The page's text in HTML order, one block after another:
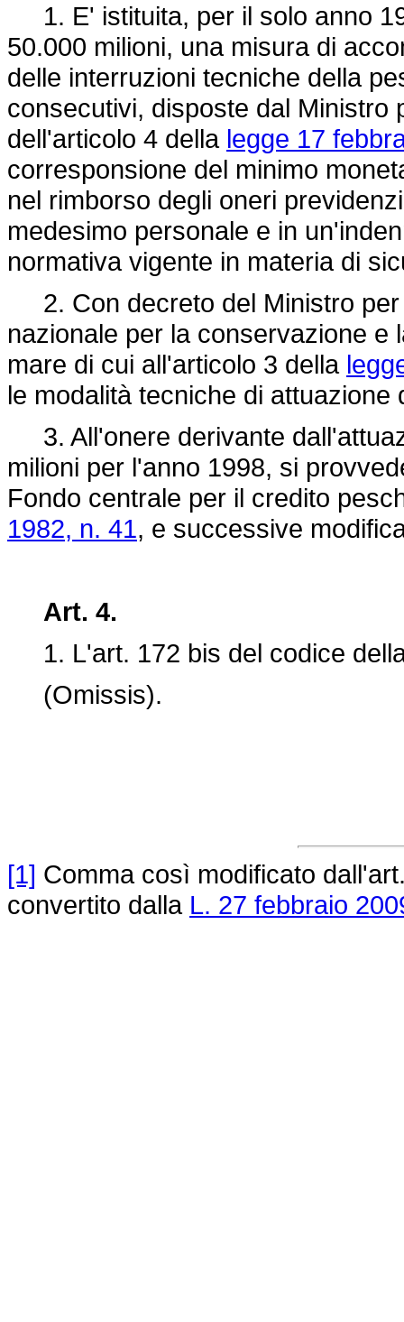
1. E' istituita, per il solo anno
50.000 milioni, una misura di
delle interruzioni tecniche della
consecutivi, disposte dal Ministro
dell'articolo 4 della legge 17
corresponsione del minimo
nel rimborso degli oneri
medesimo personale e in
normativa vigente in materia di
2. Con decreto del Ministro per
nazionale per la conservazione e
mare di cui all'articolo 3 della
le modalità tecniche di attuazione
3. All'onere derivante
milioni per l'anno 1998, si
Fondo centrale per il credito
1982, n. 41, e successive
Art. 4.
1. L'art. 172 bis del codice
(Omissis).
[1] Comma così modificato
convertito dalla L. 27 febbraio